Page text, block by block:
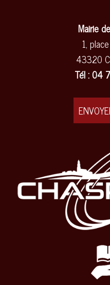
Mairie
1,
43320
Tél : 04